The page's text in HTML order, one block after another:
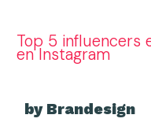
Top 5 influencers
en Instagram
by Brandesign